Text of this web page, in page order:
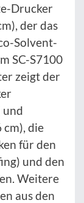
Drucker
der das
Solvent-
SC-S7100
zeigt der
und
die
für den
und den
Weitere
aus den